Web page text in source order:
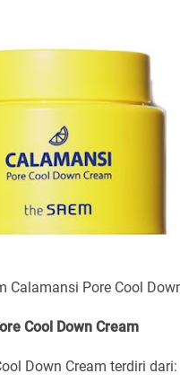
Calamansi Pore Cool
Cool Down Cream
Down Cream terdiri